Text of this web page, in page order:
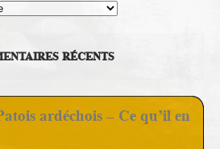
RÉCENTS
ardéchois – Ce qu’il en